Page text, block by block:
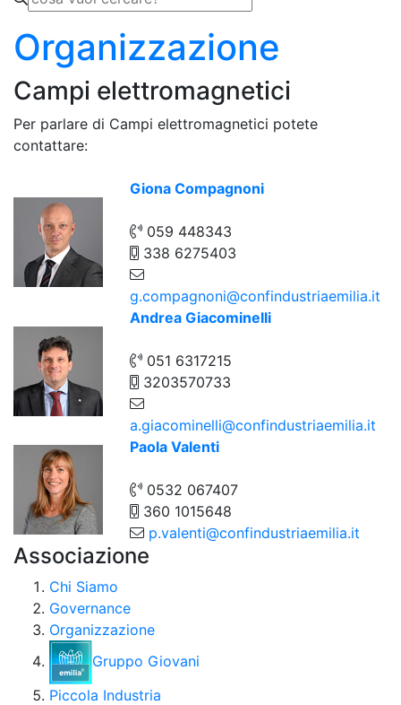
Organizzazione
Campi elettromagnetici
Per parlare di Campi elettromagnetici potete
contattare:
Giona Compagnoni
059 448343
338 6275403
g.compagnoni@confindustriaemilia.it
Andrea Giacominelli
051 6317215
3203570733
a.giacominelli@confindustriaemilia.it
Paola Valenti
0532 067407
360 1015648
p.valenti@confindustriaemilia.it
Associazione
Chi Siamo
Governance
Organizzazione
Gruppo Giovani
Piccola Industria